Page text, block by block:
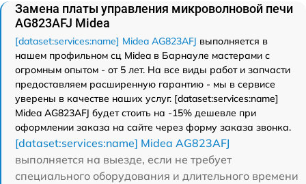
Замена платы управления микроволновой печи
AG823AFJ Midea
[dataset:services:name] Midea AG823AFJ выполняется в
нашем профильном сц Midea в Барнауле мастерами с
огромным опытом - от 5 лет. На все виды работ и запчасти
предоставляем расширенную гарантию - мы в сервисе
уверены в качестве наших услуг. [dataset:services:name]
Midea AG823AFJ будет стоить на -15% дешевле при
оформлении заказа на сайте через форму заказа звонка.
[dataset:services:name] Midea AG823AFJ
выполняется на выезде, если не требует
специального оборудования и длительного времени